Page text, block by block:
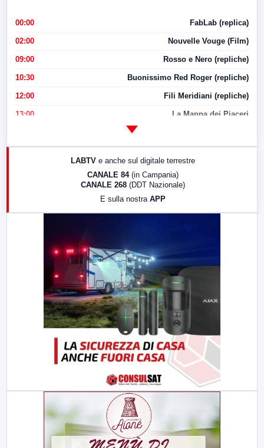
00:00 FabLab (replica)
02:00 Nouvelle Vouge (Film)
09:00 Rosso e Nero (repliche)
10:30 Buonissimo Red Roger (repliche)
12:00 Fili Meridiani (repliche)
13:00 La Mappa dei Piaceri
LABTV e anche sul digitale terrestre
CANALE 84 (in Campania)
CANALE 268 (DDT Nazionale)
E sulla nostra APP